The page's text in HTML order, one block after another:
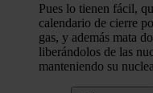
Pues lo tienen fácil,
calendario de cierre
gas, y además mata
liberándolos de las
manteniendo su